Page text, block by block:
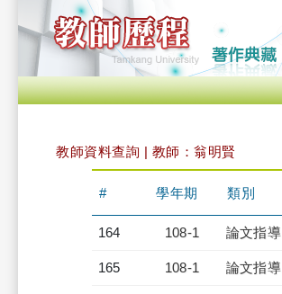
教師資料查詢 | 教師：翁明賢
# 學年期 類別
164 108-1 論文指導
165 108-1 論文指導